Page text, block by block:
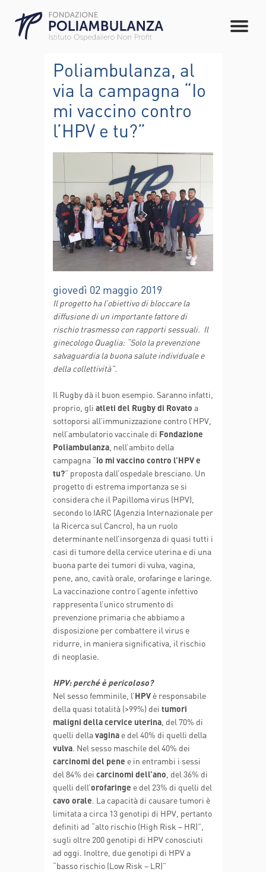
Poliambulanza, al
via la campagna “Io
mi vaccino contro
l’HPV e tu?”
giovedì 02 maggio 2019
Il progetto ha l’obiettivo di bloccare la
diffusione di un importante fattore di
rischio trasmesso con rapporti sessuali. Il
ginecologo Quaglia: “Solo la prevenzione
salvaguardia la buona salute individuale e
della collettività”.
Il Rugby dà il buon esempio. Saranno infatti,
proprio, gli atleti del Rugby di Rovato a
sottoporsi all’immunizzazione contro l’HPV,
nell’ambulatorio vaccinale di Fondazione
Poliambulanza , nell’ambito della
campagna “Io mi vaccino contro l’HPV e
tu?” proposta dall’ospedale bresciano. Un
progetto di estrema importanza se si
considera che il Papilloma virus (HPV),
secondo lo IARC (Agenzia Internazionale per
la Ricerca sul Cancro), ha un ruolo
determinante nell’insorgenza di quasi tutti i
casi di tumore della cervice uterina e di una
buona parte dei tumori di vulva, vagina,
pene, ano, cavità orale, orofaringe e laringe.
La vaccinazione contro l’agente infettivo
rappresenta l’unico strumento di
prevenzione primaria che abbiamo a
disposizione per combattere il virus e
ridurre, in maniera significativa, il rischio
di neoplasie.
HPV: perché è pericoloso?
Nel sesso femminile, l’HPV è responsabile
della quasi totalità (>99%) dei tumori
maligni della cervice uterina , del 70% di
quelli dellavagina e del 40% di quelli della
vulva. Nel sesso maschile del 40% dei
carcinomi del pene e in entrambi i sessi
del 84% dei carcinomi dell’ano , del 36% di
quelli dell’orofaringe e del 23% di quelli del
cavo orale. La capacità di causare tumori è
limitata a circa 13 genotipi di HPV, pertanto
definiti ad “alto rischio (High Risk – HR)”,
sugli oltre 200 genotipi di HPV conosciuti
ad oggi. Inoltre, due genotipi di HPV a
“basso rischio (Low Risk – LR)”